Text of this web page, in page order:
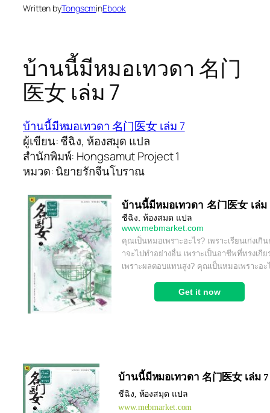
Written byTongscminEbook
บ้านนี้มีหมอเทวดา 名门
医女 เล่ม 7
บ้านนี้มีหมอเทวดา 名门医女 เล่ม 7
ผู้เขียน: ชีฉิง, ห้องสมุด แปล
สำนักพิมพ์: Hongsamut Project 1
หมวด: นิยายรักจีนโบราณ
บ้านนี้มีหมอเทวดา 名门医女 เล่ม 7
ชีฉิง, ห้องสมุด แปล
www.mebmarket.com